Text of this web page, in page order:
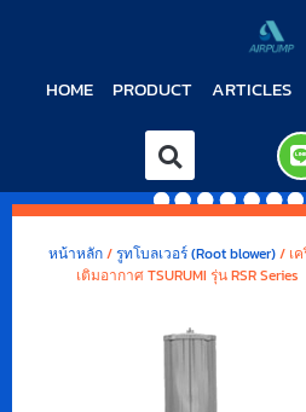
HOME PRODUCT ARTICLES
หน้าหลัก/รูทโบลเวอร์ (Root blower)/ เค
เติมอากาศ TSURUMI รุ่น RSR Series